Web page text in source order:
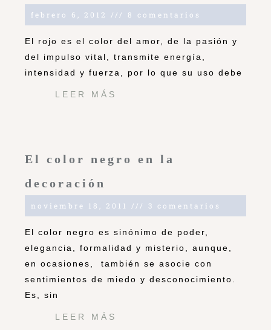
febrero 6, 2012 8 comentarios
El rojo es el color del amor, de la pasión y
del impulso vital, transmite energía,
intensidad y fuerza, por lo que su uso debe
LEER MÁS
El color negro en la
decoración
noviembre 18, 2011 3 comentarios
El color negro es sinónimo de poder,
elegancia, formalidad y misterio, aunque,
en ocasiones, también se asocie con
sentimientos de miedo y desconocimiento.
Es, sin
LEER MÁS